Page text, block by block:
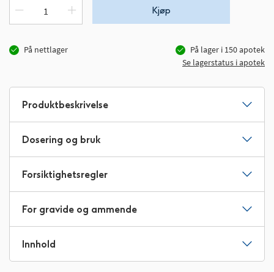
Kjøp
På nettlager På lager i 150apotek
Se lagerstatus i apotek
Produktbeskrivelse
Dosering og bruk
Forsiktighetsregler
For gravide og ammende
Innhold